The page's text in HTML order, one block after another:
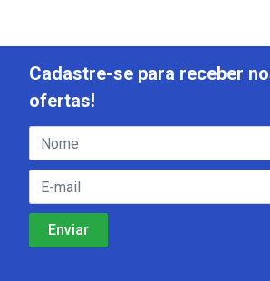
Cadastre-se para receber
ofertas!